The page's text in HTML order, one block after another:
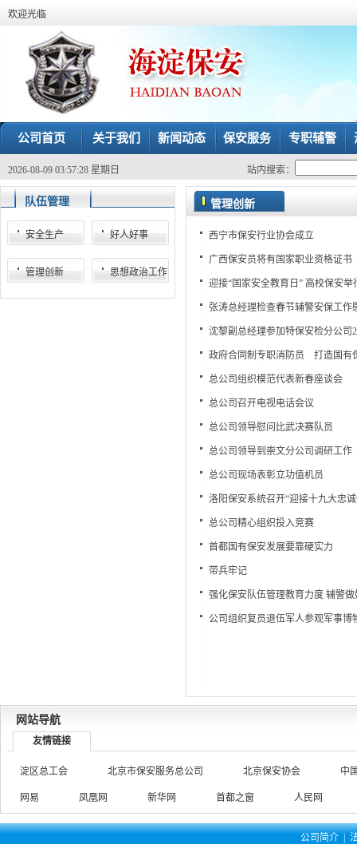
欢迎光临
公司首页 关于我们 新闻动态 保安服务 专职辅警
2026-08-09 03:57:29 星期日 站内搜索：
队伍管理
安全生产 好人好事
管理创新 思想政治工作
管理创新
西宁市保安行业协会成立
广西保安员将有国家职业资格证书
迎接“国家安全教育日” 高校保安
张涛总经理检查春节辅警安保工作
沈黎副总经理参加特保安检分公司
政府合同制专职消防员 打造国有
总公司组织模范代表新春座谈会
总公司召开电视电话会议
总公司领导慰问比武决赛队员
总公司领导到崇文分公司调研工作
总公司现场表彰立功值机员
洛阳保安系统召开“迎接十九大忠
总公司精心组织投入竞赛
首都国有保安发展要靠硬实力
带兵牢记
强化保安队伍管理教育力度 辅警
公司组织复员退伍军人参观军事博
网站导航
友情链接
淀区总工会 北京市保安服务总公司 北京保安协会 中
网易 凤凰网 新华网 首都之窗 人民网
公司简介 |